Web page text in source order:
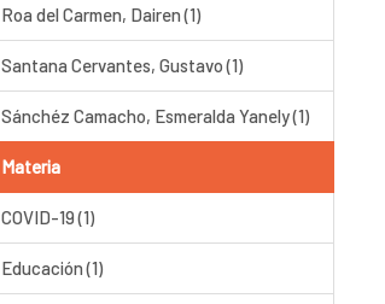
Roa del Carmen, Dairen (1)
Santana Cervantes, Gustavo (1)
Sánchéz Camacho, Esmeralda Yanely (1)
Materia
COVID-19 (1)
Educación (1)